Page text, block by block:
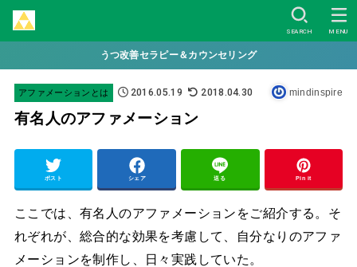
SEARCH MENU
うつ改善セラピー＆カウンセリング
アファメーションとは 2016.05.19 2018.04.30 mindinspire
有名人のアファメーション
ポスト シェア 送る Pin it
ここでは、有名人のアファメーションをご紹介する。そ
れぞれが、総合的な効果を考慮して、自分なりのアファ
メーションを制作し、日々実践していた。